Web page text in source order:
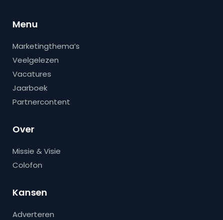
Menu
Marketingthema’s
Veelgelezen
Vacatures
Jaarboek
Partnercontent
Over
Missie & Visie
Colofon
Kansen
Adverteren